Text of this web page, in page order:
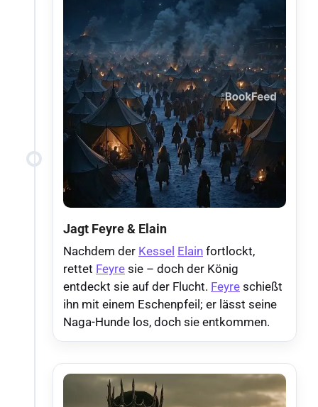
Jagt Feyre & Elain
Nachdem der Kessel Elain fortlockt,
rettet Feyre sie – doch der König
entdeckt sie auf der Flucht. Feyre schießt
ihn mit einem Eschenpfeil; er lässt seine
Naga-Hunde los, doch sie entkommen.